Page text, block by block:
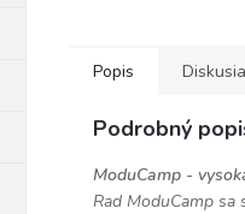
Popis Diskusia
Podrobný
ModuCamp -
Rad ModuCamp sa